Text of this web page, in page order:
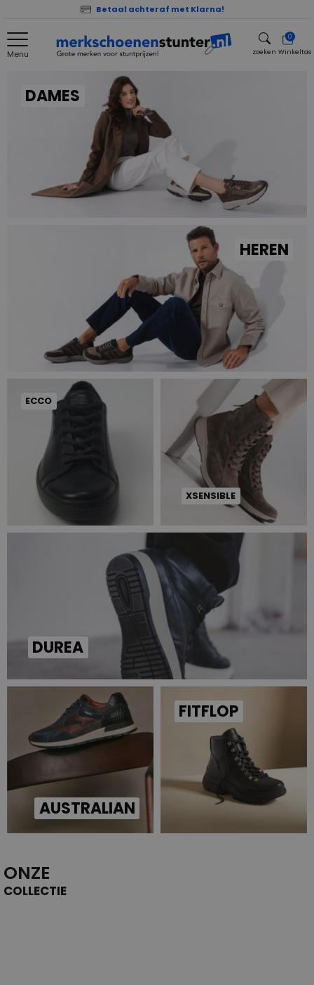
Betaal achteraf met Klarna!
Menu zoeken
0
Winkeltas
DAMES
HEREN
ECCO
XSENSIBLE
DUREA
AUSTRALIAN
FITFLOP
ONZE
COLLECTIE